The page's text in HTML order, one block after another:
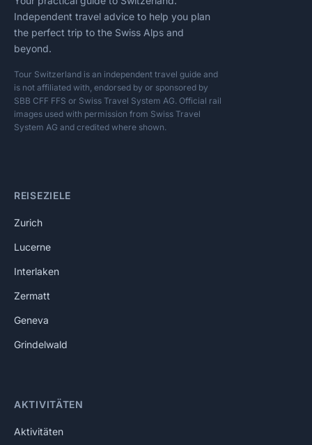
Independent travel advice to help you plan
the perfect trip to the Swiss Alps and
beyond.
Tour Switzerland is an independent travel guide and
is not affiliated with, endorsed by or sponsored by
SBB CFF FFS or Swiss Travel System AG. Official rail
images used with permission from Swiss Travel
System AG and credited where shown.
REISEZIELE
Zurich
Lucerne
Interlaken
Zermatt
Geneva
Grindelwald
AKTIVITÄTEN
Aktivitäten